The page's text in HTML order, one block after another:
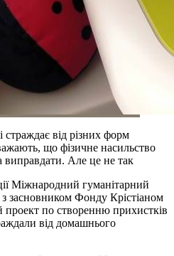
страждає від різних форм
що фізичне насильство
Але це не так
Міжнародний гуманітарний
засновником Фонду Крістіаном
проект по створенню прихистків
від домашнього